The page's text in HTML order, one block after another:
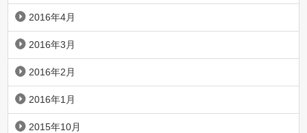
2016年4月
2016年3月
2016年2月
2016年1月
2015年10月